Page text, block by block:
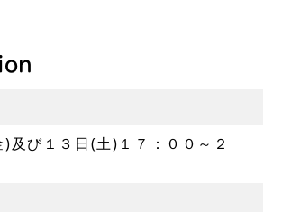
)及び１３日(土)１７：００～２